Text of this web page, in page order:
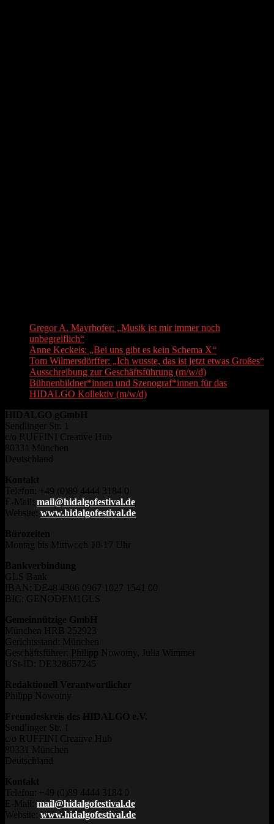
Gregor A. Mayrhofer: „Musik ist mir immer noch
unbegreiflich“
Anne Keckeis: „Bei uns gibt es kein Schema X“
Tom Wilmersdörffer: „Ich wusste, das ist jetzt etwas Großes“
Ausschreibung zur Geschäftsführung (m/w/d)
Bühnenbildner*innen und Szenograf*innen für das
HIDALGO Kollektiv (m/w/d)
HIDALGO gGmbH
Sendlinger Str. 1
c/o RUFFINI Creative Hub
80331 München
Deutschland
Kontakt
Telefon: +49 (0)89 4444 3184 0
E-Mail: mail@hidalgofestival.de
Website: www.hidalgofestival.de
Bürozeiten
Montag bis Mittwoch 10-17 Uhr
Bankverbindung
GLS Bank
IBAN: DE48 4306 0967 1027 1541 00
BIC: GENODEM1GLS
Gemeinnützige GmbH
München HRB 252923
Gerichtsstand: München
Geschäftsführer: Philipp Nowotny, Julia Wimmer
USt-ID: DE328657245
Redaktionell Verantwortlicher
Philipp Nowotny
Freundeskreis des HIDALGO e.V.
Sendlinger Str. 1
c/o RUFFINI Creative Hub
80331 München
Deutschland
Kontakt
Telefon: +49 (0)89 4444 3184 0
E-Mail: mail@hidalgofestival.de
Website: www.hidalgofestival.de